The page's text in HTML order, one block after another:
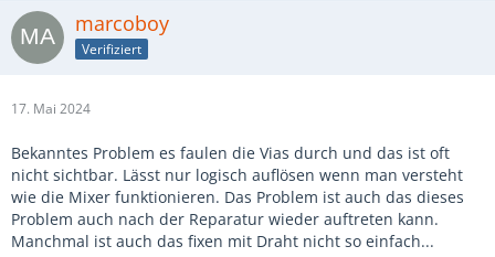
marcoboy
Verifiziert
17. Mai 2024
Bekanntes Problem es faulen die Vias durch und das ist oft
nicht sichtbar. Lässt nur logisch auflösen wenn man versteht
wie die Mixer funktionieren. Das Problem ist auch das dieses
Problem auch nach der Reparatur wieder auftreten kann.
Manchmal ist auch das fixen mit Draht nicht so einfach...